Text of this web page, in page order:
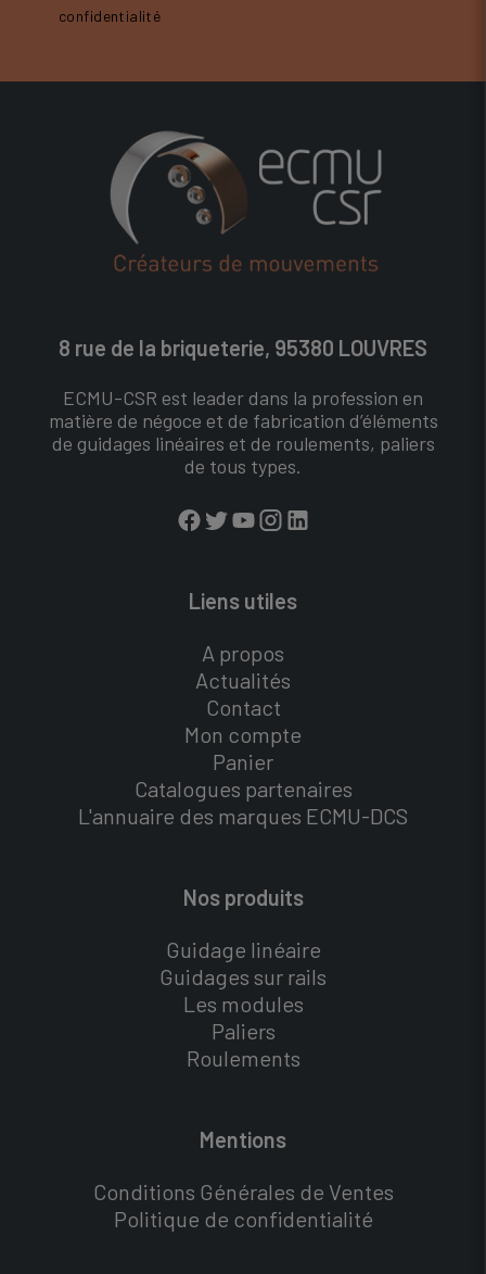
confidentialité
8 rue de la briqueterie, 95380 LOUVRES
ECMU-CSR est leader dans la profession en
matière de négoce et de fabrication d’éléments
de guidages linéaires et de roulements, paliers
de tous types.
Liens utiles
A propos
Actualités
Contact
Mon compte
Panier
Catalogues partenaires
L'annuaire des marques ECMU-DCS
Nos produits
Guidage linéaire
Guidages sur rails
Les modules
Paliers
Roulements
Mentions
Conditions Générales de Ventes
Politique de confidentialité